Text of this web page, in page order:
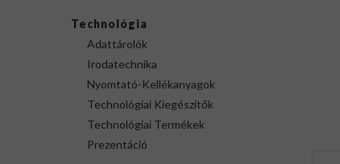
Technológia
Adattárolók
Irodatechnika
Nyomtató-Kellékanyagok
Technológiai Kiegészítők
Technológiai Termékek
Prezentáció